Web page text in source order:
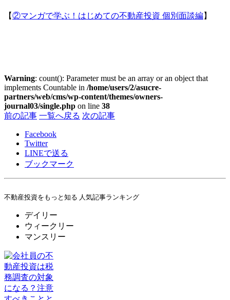
【②マンガで学ぶ！はじめての不動産投資 個別面談編】
Warning: count(): Parameter must be an array or an object that
implements Countable in /home/users/2/asucre-
partners/web/cms/wp-content/themes/owners-
journal03/single.php on line 38
前の記事 一覧へ戻る 次の記事
Facebook
Twitter
LINEで送る
ブックマーク
不動産投資をもっと知る 人気記事ランキング
デイリー
ウィークリー
マンスリー